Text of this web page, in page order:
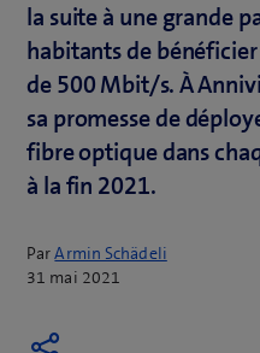
la suite à une grande
habitants de
de 500 Mbit/s. À
sa promesse de
fibre optique dans
à la fin 2021.
ParArmin Schädeli
31 mai 2021